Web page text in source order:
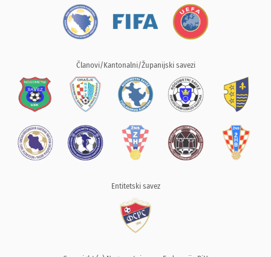
Članovi/Kantonalni/Županijski savezi
Entitetski savez